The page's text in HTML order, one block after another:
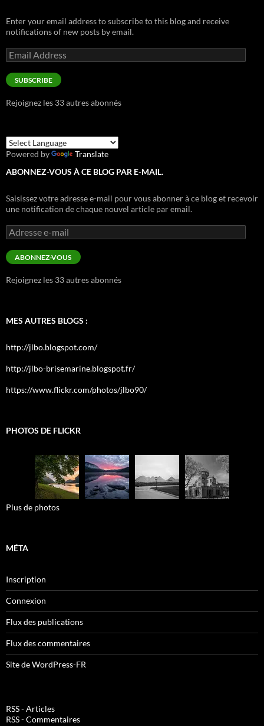
Enter your email address to subscribe to this blog and receive
notifications of new posts by email.
Email
Address
SUBSCRIBE
Rejoignez les 33 autres abonnés
Powered by
Translate
ABONNEZ-VOUS À CE BLOG PAR E-MAIL.
Saisissez votre adresse e-mail pour vous abonner à ce blog et recevoir
une notification de chaque nouvel article par email.
Adresse
e-
mail
ABONNEZ-VOUS
Rejoignez les 33 autres abonnés
MES AUTRES BLOGS :
http://jlbo.blogspot.com/
http://jlbo-brisemarine.blogspot.fr/
https://www.flickr.com/photos/jlbo90/
PHOTOS DE FLICKR
Plus de photos
MÉTA
Inscription
Connexion
Flux des publications
Flux des commentaires
Site de WordPress-FR
RSS - Articles
RSS - Commentaires